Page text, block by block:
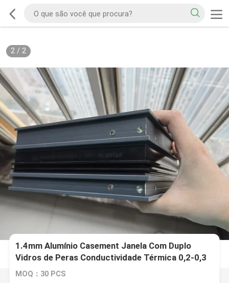
2/ 2
1.4mm Alumínio Casement Janela Com Duplo
Vidros de Peras Conductividade Térmica 0,2-0,3
W/mK
MOQ：30 PCS